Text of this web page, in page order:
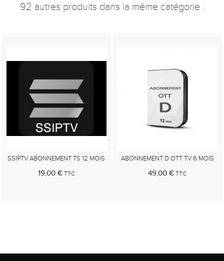
92 autres produits dans la même catégorie :
SSIPTV ABONNEMENT TS 12 MOIS
19,00 €TTC
ABONNEMENT D OTT TV 6 MOIS
49,00 € TTC